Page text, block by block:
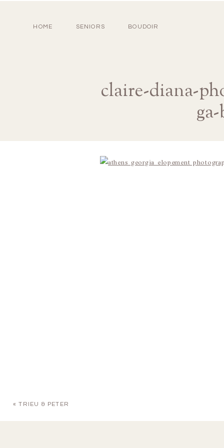
HOME SENIORS BOUDOIR
claire-diana-
«TRIEU & PETER